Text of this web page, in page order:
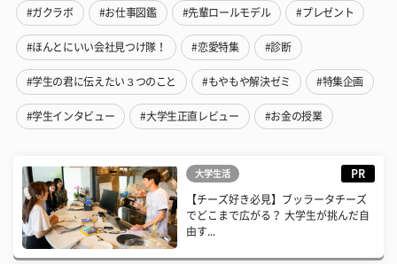
#ガクラボ #お仕事図鑑 #先輩ロールモデル #プレゼント
#ほんとにいい会社見つけ隊！ #恋愛特集 #診断
#学生の君に伝えたい３つのこと #もやもや解決ゼミ #特集企画
#学生インタビュー #大学生正直レビュー #お金の授業
大学生活 PR
【チーズ好き必見】ブッラータチーズ
でどこまで広がる？ 大学生が挑んだ自
由す...